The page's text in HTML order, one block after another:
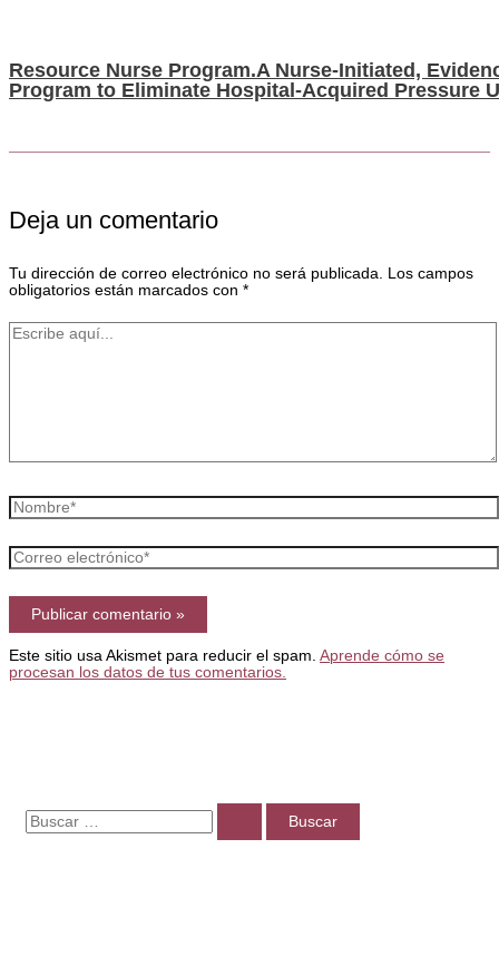
Resource Nurse Program.A Nurse-Initiated,
Program to Eliminate Hospital-Acquired Pressure
Deja un comentario
Tu dirección de correo electrónico no será publicada. Los campos
obligatorios están marcados con *
Escribe
Nombre*
Correo
electrónico*
Este sitio usa Akismet para reducir el spam. Aprende cómo se
procesan los datos de tus comentarios.
B